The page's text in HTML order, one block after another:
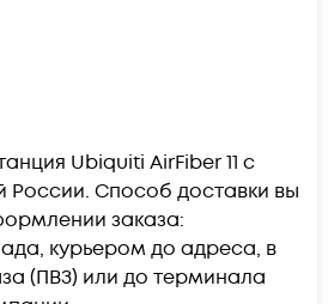
Ubiquiti AirFiber 11 c
России. Способ доставки вы
заказа:
курьером до адреса, в
(ПВЗ) или до терминала